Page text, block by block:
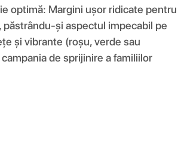
optimă: Margini ușor ridicate pentru
și aspectul impecabil pe
și vibrante (roșu, verde sau
de sprijinire a familiilor